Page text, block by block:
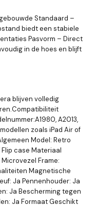
Standaard –
biedt een stabiele
Pasvorm – Direct
in de hoes en blijft
blijven volledig
A2013,
zoals iPad Air of
Model: Retro
case Materiaal
Frame:
Magnetische
Ja Pennenhouder: Ja
Ja Bescherming tegen
Ja Formaat Geschikt